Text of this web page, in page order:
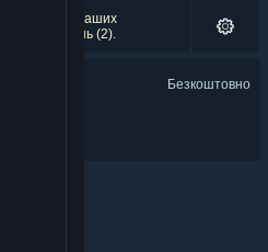
до ваших
найменувань (2).
Безкоштовно